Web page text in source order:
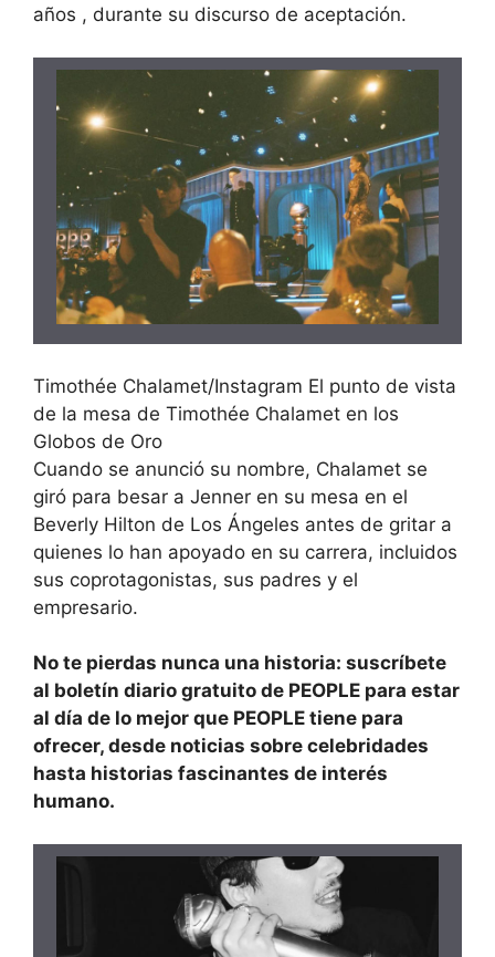
años , durante su discurso de aceptación.
Timothée Chalamet/Instagram El punto de vista
de la mesa de Timothée Chalamet en los
Globos de Oro
Cuando se anunció su nombre, Chalamet se
giró para besar a Jenner en su mesa en el
Beverly Hilton de Los Ángeles antes de gritar a
quienes lo han apoyado en su carrera, incluidos
sus coprotagonistas, sus padres y el
empresario.
No te pierdas nunca una historia: suscríbete
al boletín diario gratuito de PEOPLE para estar
al día de lo mejor que PEOPLE tiene para
ofrecer, desde noticias sobre celebridades
hasta historias fascinantes de interés
humano.